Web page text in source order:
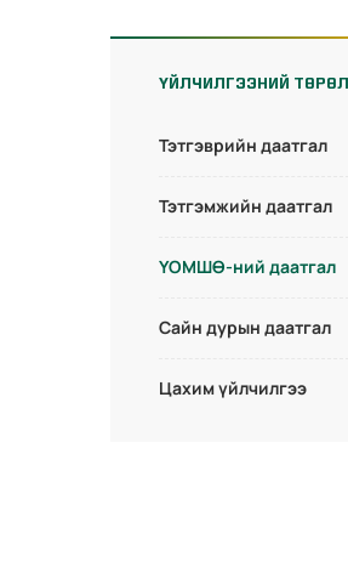
ҮЙЛЧИЛГЭЭНИЙ ТӨРӨЛ
Тэтгэврийн даатгал
Тэтгэмжийн даатгал
ҮОМШӨ-ний даатгал
Сайн дурын даатгал
Цахим үйлчилгээ